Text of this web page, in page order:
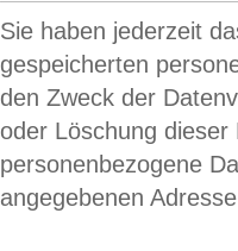
Sie haben jederzeit
gespeicherten
den Zweck der
oder Löschung
personenbezogene
angegebenen